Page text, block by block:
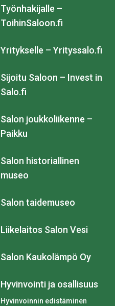
Työnhakijalle –
ToihinSaloon.fi
Yritykselle – Yrityssalo.fi
Sijoitu Saloon – Invest in
Salo.fi
Salon joukkoliikenne –
Paikku
Salon historiallinen
museo
Salon taidemuseo
Liikelaitos Salon Vesi
Salon Kaukolämpö Oy
Hyvinvointi ja osallisuus
Hyvinvoinnin edistäminen